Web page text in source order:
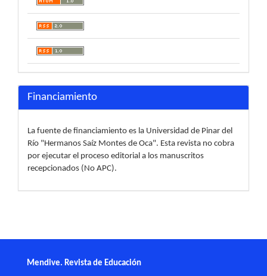
Financiamiento
La fuente de financiamiento es la Universidad de Pinar del
Río "Hermanos Saíz Montes de Oca". Esta revista no cobra
por ejecutar el proceso editorial a los manuscritos
recepcionados (No APC).
Mendive. Revista de Educación